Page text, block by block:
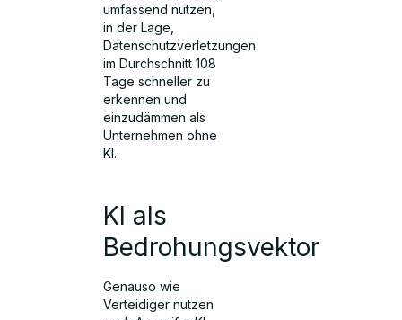
umfassend nutzen,
in der Lage,
Datenschutzverletzungen
im Durchschnitt 108
Tage schneller zu
erkennen und
einzudämmen als
Unternehmen ohne
KI.
KI als
Bedrohungsvektor
Genauso wie
Verteidiger nutzen